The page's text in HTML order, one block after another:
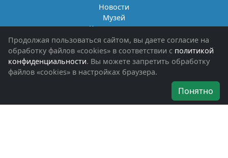
Новости
Музей
Книги памяти
Фотоальбомы
Обращения граждан
Помощь участникам СВО и их семьям
Об организации
Наши награды
Продолжая пользоваться сайтом, вы даете согласие на
обработку файлов «cookies» в соответствии с политикой
конфиденциальности. Вы можете запретить обработку
файлов «cookies» в настройках браузера.
Понятно